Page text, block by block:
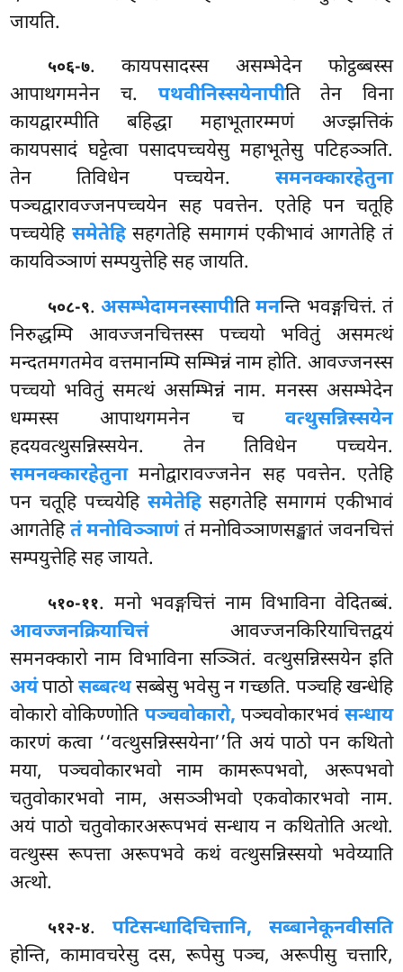
जायति.
५०६-७. कायपसादस्स असम्भेदेन फोट्ठब्बस्स
आपाथगमनेन च. पथवीनिस्सयेनापीति तेन विना
कायद्वारम्पीति बहिद्धा महाभूतारम्मणं अज्झत्तिकं
कायपसादं घट्टेत्वा पसादपच्चयेसु महाभूतेसु पटिहञ्ञति.
तेन तिविधेन पच्चयेन. समनक्कारहेतुना
पञ्चद्वारावज्जनपच्चयेन सह पवत्तेन. एतेहि पन चतूहि
पच्चयेहि समेतेहिसहगतेहि समागमं एकीभावं आगतेहि तं
कायविञ्ञाणं सम्पयुत्तेहि सह जायति.
५०८-९.असम्भेदामनस्सापीतिमनन्ति भवङ्गचित्तं. तं
निरुद्धम्पि आवज्जनचित्तस्स पच्चयो भवितुं असमत्थं
मन्दतमगतमेव वत्तमानम्पि सम्भिन्नं नाम होति. आवज्जनस्स
पच्चयो भवितुं समत्थं असम्भिन्नं नाम. मनस्स असम्भेदेन
धम्मस्स आपाथगमनेन च वत्थुसन्निस्सयेन
हदयवत्थुसन्निस्सयेन. तेन तिविधेन पच्चयेन.
समनक्कारहेतुनामनोद्वारावज्जनेन सह पवत्तेन. एतेहि
पन चतूहि पच्चयेहि समेतेहिसहगतेहि समागमं एकीभावं
आगतेहितं मनोविञ्ञाणंतं मनोविञ्ञाणसङ्खातं जवनचित्तं
सम्पयुत्तेहि सह जायते.
५१०-११. मनो भवङ्गचित्तं नाम विभाविना वेदितब्बं.
आवज्जनक्रियाचित्तंआवज्जनकिरियाचित्तद्वयं
समनक्कारो नाम विभाविना सञ्ञितं. वत्थुसन्निस्सयेन इति
अयंपाठोसब्बत्थसब्बेसु भवेसु न गच्छति. पञ्चहि खन्धेहि
वोकारो वोकिण्णोति पञ्चवोकारो, पञ्चवोकारभवं सन्धाय
कारणं कत्वा ‘‘वत्थुसन्निस्सयेना’’ति अयं पाठो पन कथितो
मया, पञ्चवोकारभवो नाम कामरूपभवो, अरूपभवो
चतुवोकारभवो नाम, असञ्ञीभवो एकवोकारभवो नाम.
अयं पाठो चतुवोकारअरूपभवं सन्धाय न कथितोति अत्थो.
वत्थुस्स रूपत्ता अरूपभवे कथं वत्थुसन्निस्सयो भवेय्याति
अत्थो.
५१२-४. पटिसन्धादिचित्तानि, सब्बानेकूनवीसति
होन्ति, कामावचरेसु दस, रूपेसु पञ्च, अरूपीसु चत्तारि,